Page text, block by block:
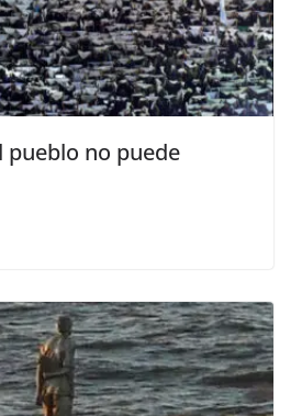
pueblo no puede